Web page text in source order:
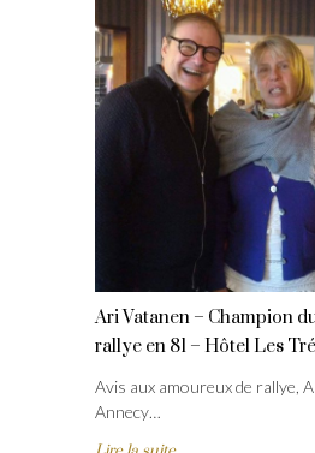
Ari Vatanen – Champion
rallye en 81 – Hôtel Les
Avis aux amoureux de rallye,
Annecy…